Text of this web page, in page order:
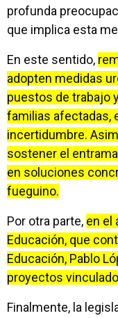
profunda
que implica esta
En este sentido,
adopten medidas
puestos de trabajo
familias afectadas,
incertidumbre.
sostener el
en soluciones
fueguino.
Por otra parte, en el
Educación, que
Educación, Pablo
proyectos
Finalmente, la